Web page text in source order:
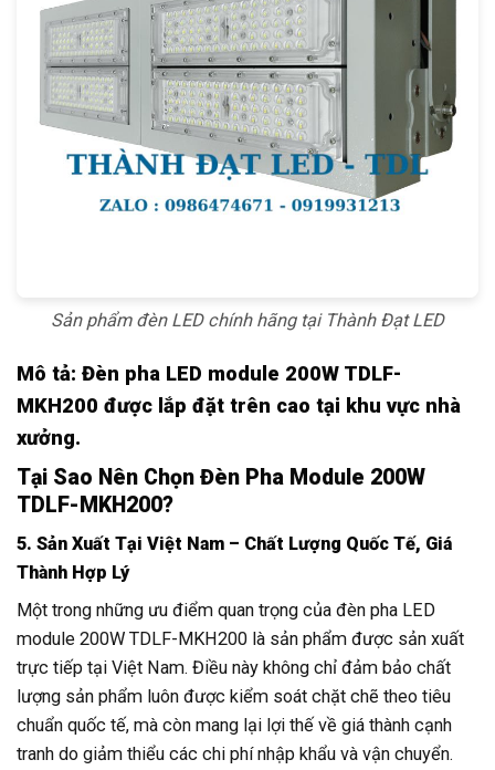
Sản phẩm đèn LED chính hãng tại Thành Đạt LED
Mô tả: Đèn pha LED module 200W TDLF-
MKH200 được lắp đặt trên cao tại khu vực nhà
xưởng.
Tại Sao Nên Chọn Đèn Pha Module 200W
TDLF-MKH200?
5. Sản Xuất Tại Việt Nam – Chất Lượng Quốc Tế, Giá
Thành Hợp Lý
Một trong những ưu điểm quan trọng của đèn pha LED
module 200W TDLF-MKH200 là sản phẩm được sản xuất
trực tiếp tại Việt Nam. Điều này không chỉ đảm bảo chất
lượng sản phẩm luôn được kiểm soát chặt chẽ theo tiêu
chuẩn quốc tế, mà còn mang lại lợi thế về giá thành cạnh
tranh do giảm thiểu các chi phí nhập khẩu và vận chuyển.